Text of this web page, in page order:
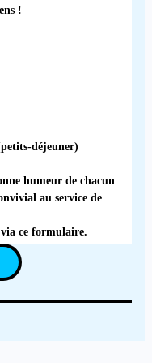
!
déjeuner)
humeur de chacun
au service de
ce formulaire.